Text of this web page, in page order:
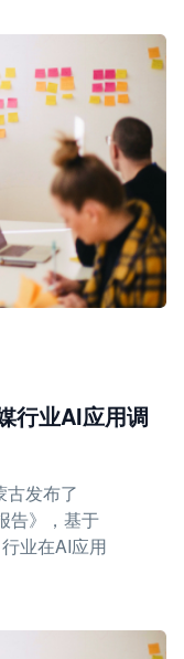
行业AI应用调
古发布了
告》，基于
业在AI应用